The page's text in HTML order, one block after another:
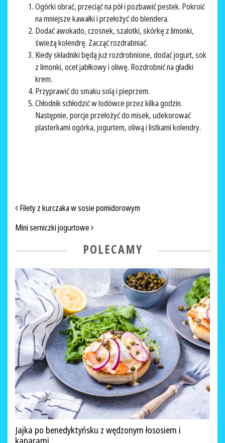
Ogórki obrać, przeciąć na pół i pozbawić pestek. Pokroić
na mniejsze kawałki i przełożyć do blendera.
Dodać awokado, czosnek, szalotki, skórkę z limonki,
świeżą kolendrę. Zacząć rozdrabniać.
Kiedy składniki będą już rozdrobnione, dodać jogurt, sok
z limonki, ocet jabłkowy i oliwę. Rozdrobnić na gładki
krem.
Przyprawić do smaku solą i pieprzem.
Chłodnik schłodzić w lodówce przez kilka godzin.
Następnie, porcje przełożyć do misek, udekorować
plasterkami ogórka, jogurtem, oliwą i listkami kolendry.
NAWIGACJA PO ARTYKUŁACH
Filety z kurczaka w sosie pomidorowym
Mini serniczki jogurtowe
POLECAMY
Jajka po benedyktyńsku z wędzonym łososiem i